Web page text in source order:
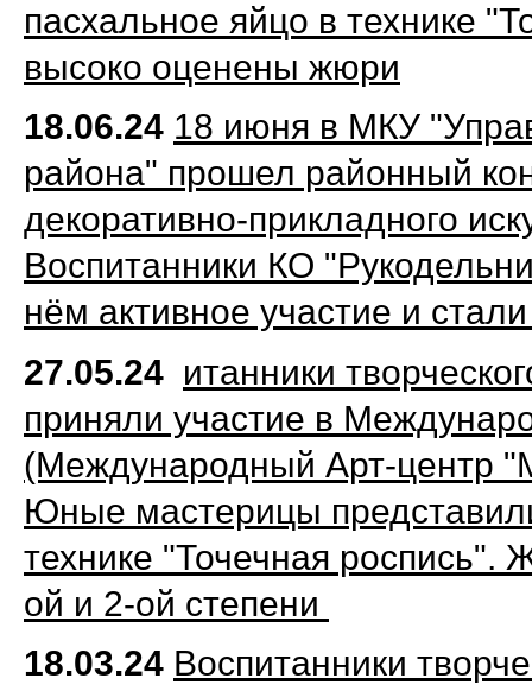
пасхальное яйцо в технике
высоко оценены жюри
18.06.24 18 июня в МКУ
района" прошел районный
декоративно-прикладного
Воспитанники КО
нём активное участие и
27.05.24 итанники
приняли участие в
(Международный Арт-центр
Юные мастерицы
технике "Точечная
ой и 2-ой степени
18.03.24 Воспитанники